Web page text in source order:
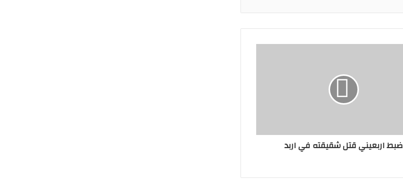
ضبط اربعيني قتل شقيقته في اربد